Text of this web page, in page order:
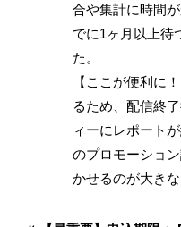
合や集計に時間
でに1ヶ月以上待
た。
【ここが便利に
るため、配信終
ィーにレポート
のプロモーショ
かせるのが大きな